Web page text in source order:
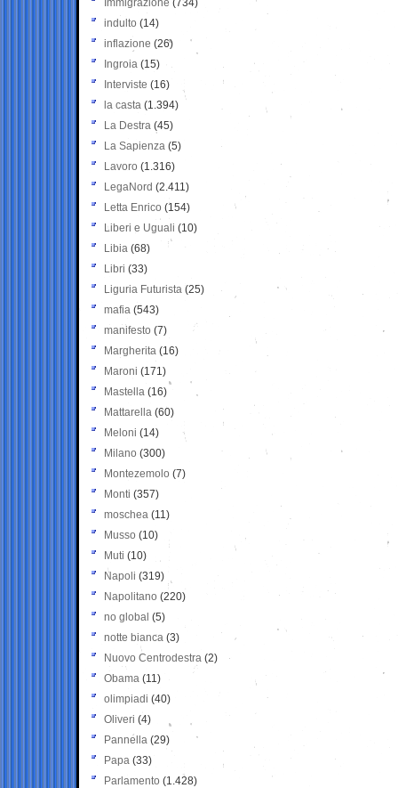
Immigrazione (734)
indulto (14)
inflazione (26)
Ingroia (15)
Interviste (16)
la casta (1.394)
La Destra (45)
La Sapienza (5)
Lavoro (1.316)
LegaNord (2.411)
Letta Enrico (154)
Liberi e Uguali (10)
Libia (68)
Libri (33)
Liguria Futurista (25)
mafia (543)
manifesto (7)
Margherita (16)
Maroni (171)
Mastella (16)
Mattarella (60)
Meloni (14)
Milano (300)
Montezemolo (7)
Monti (357)
moschea (11)
Musso (10)
Muti (10)
Napoli (319)
Napolitano (220)
no global (5)
notte bianca (3)
Nuovo Centrodestra (2)
Obama (11)
olimpiadi (40)
Oliveri (4)
Pannella (29)
Papa (33)
Parlamento (1.428)